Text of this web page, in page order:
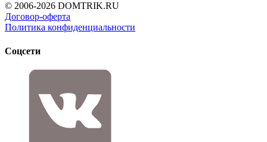
© 2006-2026 DOMTRIK.RU
Договор-оферта
Политика конфиденциальности
Соцсети